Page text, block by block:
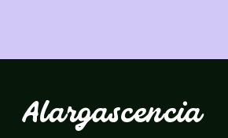
Alargascencia